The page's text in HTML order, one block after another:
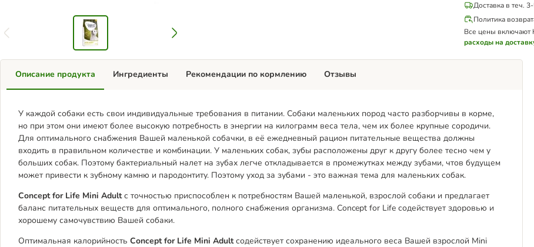
Доставка в теч.
Политика
Все цены включают
расходы на
Описание продукта
У каждой собаки есть свои индивидуальные требования в питании. Собаки маленьких пород часто разборчивы в корме,
но при этом они имеют более высокую потребность в энергии на килограмм веса тела, чем их более крупные сородичи.
Для оптимального снабжения Вашей маленькой собачки, в её ежедневный рацион питательные вещества должны
входить в правильном количестве и комбинации. У маленьких собак, зубы расположены друг к другу более тесно чем у
больших собак. Поэтому бактериальный налет на зубах легче откладывается в промежутках между зубами, чтов будущем
может привести к зубному камню и пародонтиту. Поэтому уход за зубами - это важная тема для маленьких собак.
Concept for Life Mini Adultс точностью приспособлен к потребностям Вашей маленькой, взрослой собаки и предлагает
баланс питательных веществ для оптимального, полного снабжения организма. Concept for Life содействует здоровью и
хорошему самочувствию Вашей собаки.
Оптимальная калорийность Concept for Life Mini Adultсодействует сохранению идеального веса Вашей взрослой Mini
Ингредиенты Рекомендации по кормлению Отзывы